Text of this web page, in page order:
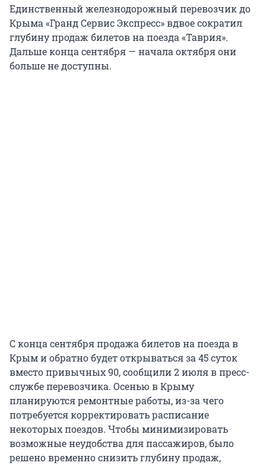
Единственный железнодорожный перевозчик до
Крыма «Гранд Сервис Экспресс» вдвое сократил
глубину продаж билетов на поезда «Таврия».
Дальше конца сентября — начала октября они
больше не доступны.
С конца сентября продажа билетов на поезда в
Крым и обратно будет открываться за 45 суток
вместо привычных 90, сообщили 2 июля в пресс-
службе перевозчика. Осенью в Крыму
планируются ремонтные работы, из-за чего
потребуется корректировать расписание
некоторых поездов. Чтобы минимизировать
возможные неудобства для пассажиров, было
решено временно снизить глубину продаж,